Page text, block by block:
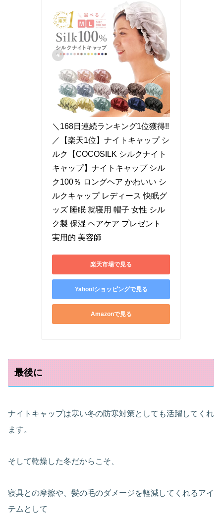
＼168日連続ランキング1位獲得!!
／【楽天1位】ナイトキャップ シ
ルク【COCOSILK シルクナイト
キャップ】ナイトキャップ シル
ク100％ ロングヘア かわいい シ
ルクキャップ レディース 快眠グ
ッズ 睡眠 就寝用 帽子 女性 シル
ク製 保湿 ヘアケア プレゼント
実用的 美容師
楽天市場で見る
Yahoo!ショッピングで見る
Amazonで見る
最後に
ナイトキャップは寒い冬の防寒対策としても活躍してくれ
ます。
そして乾燥した冬だからこそ、
寝具との摩擦や、髪の毛のダメージを軽減してくれるアイ
テムとして